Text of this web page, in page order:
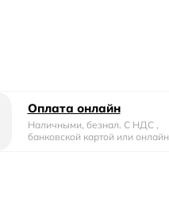
верхнего душа.
Оплата онлайн
Наличными, безнал. С НДС ,
банковской картой или онлайн